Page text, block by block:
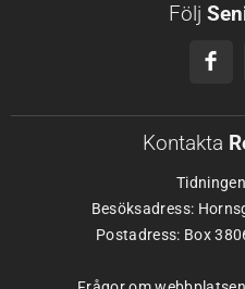
Följ
Kontakta
Besöksadress:
Postadress: Box